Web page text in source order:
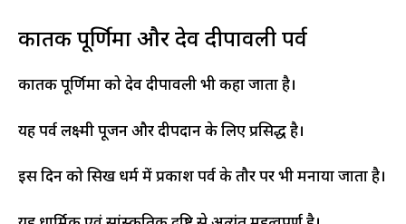
कार्तिक पूर्णिमा और देव दीपावली पर्व
कार्तिक पूर्णिमा को देव दीपावली भी कहा जाता है।
यह पर्व लक्ष्मी पूजन और दीपदान के लिए प्रसिद्ध है।
इस दिन को सिख धर्म में प्रकाश पर्व के तौर पर भी मनाया जाता है।